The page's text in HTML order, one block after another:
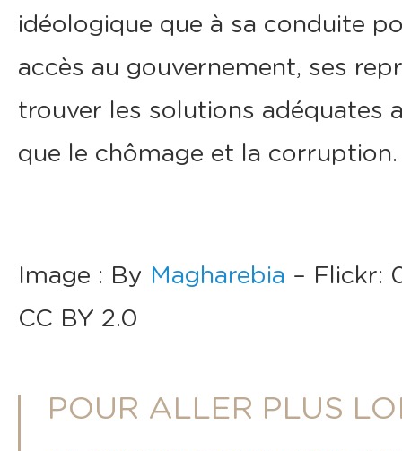
idéologique que à sa conduite
accès au gouvernement, ses
trouver les solutions adéquates
que le chômage et la corruption.
Image : By Magharebia – Flickr:
CC BY 2.0
POUR ALLER PLUS